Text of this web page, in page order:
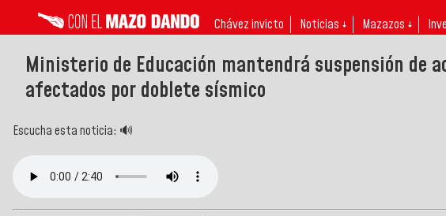
Chávez invicto Noticias ↓ Mazazos ↓
Ministerio de Educación mantendrá suspensión de
afectados por doblete sísmico
Escucha esta noticia: 🔊